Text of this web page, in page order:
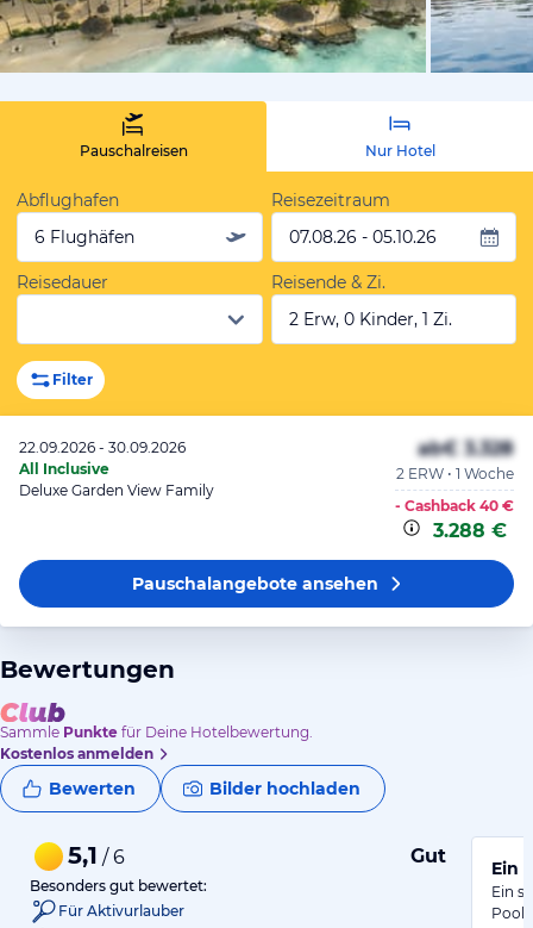
vom
Pauschalreisen Nur Hotel
Abflughafen
6 Flughäfen
Reisezeitraum
07.08.26 - 05.10.26
Reisedauer
Reisende & Zi.
2 Erw, 0 Kinder, 1 Zi.
Filter
22.09.2026 - 30.09.2026
All Inclusive
Deluxe Garden View Family
ab€ 3.328
2 ERW • 1 Woche
- Cashback 40 €
3.288 €
Pauschalangeboteansehen
Bewertungen
Sammle Punkte für Deine Hotelbewertung.
Kostenlos anmelden
Bewerten Bilder hochladen
5,1 / 6 Gut
Besonders gut bewertet:
Für Aktivurlauber
Ein
Ein